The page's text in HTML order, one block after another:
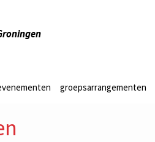
groepsarrangementen